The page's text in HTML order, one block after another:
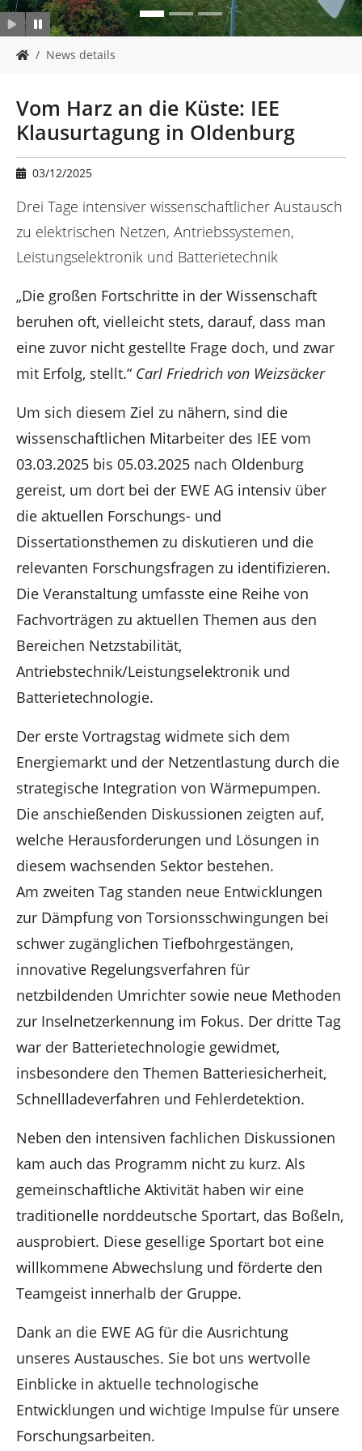
o
r
e
e
r
:
News details
Vom Harz an die Küste: IEE
Klausurtagung in Oldenburg
03/12/2025
Drei Tage intensiver wissenschaftlicher Austausch
zu elektrischen Netzen, Antriebssystemen,
Leistungselektronik und Batterietechnik
„Die großen Fortschritte in der Wissenschaft
beruhen oft, vielleicht stets, darauf, dass man
eine zuvor nicht gestellte Frage doch, und zwar
mit Erfolg, stellt.“ Carl Friedrich von Weizsäcker
Um sich diesem Ziel zu nähern, sind die
wissenschaftlichen Mitarbeiter des IEE vom
03.03.2025 bis 05.03.2025 nach Oldenburg
gereist, um dort bei der EWE AG intensiv über
die aktuellen Forschungs- und
Dissertationsthemen zu diskutieren und die
relevanten Forschungsfragen zu identifizieren.
Die Veranstaltung umfasste eine Reihe von
Fachvorträgen zu aktuellen Themen aus den
Bereichen Netzstabilität,
Antriebstechnik/Leistungselektronik und
Batterietechnologie.
Der erste Vortragstag widmete sich dem
Energiemarkt und der Netzentlastung durch die
strategische Integration von Wärmepumpen.
Die anschießenden Diskussionen zeigten auf,
welche Herausforderungen und Lösungen in
diesem wachsenden Sektor bestehen.
Am zweiten Tag standen neue Entwicklungen
zur Dämpfung von Torsionsschwingungen bei
schwer zugänglichen Tiefbohrgestängen,
innovative Regelungsverfahren für
netzbildenden Umrichter sowie neue Methoden
zur Inselnetzerkennung im Fokus. Der dritte Tag
war der Batterietechnologie gewidmet,
insbesondere den Themen Batteriesicherheit,
Schnellladeverfahren und Fehlerdetektion.
Neben den intensiven fachlichen Diskussionen
kam auch das Programm nicht zu kurz. Als
gemeinschaftliche Aktivität haben wir eine
traditionelle norddeutsche Sportart, das Boßeln,
ausprobiert. Diese gesellige Sportart bot eine
willkommene Abwechslung und förderte den
Teamgeist innerhalb der Gruppe.
Dank an die EWE AG für die Ausrichtung
unseres Austausches. Sie bot uns wertvolle
Einblicke in aktuelle technologische
Entwicklungen und wichtige Impulse für unsere
Forschungsarbeiten.